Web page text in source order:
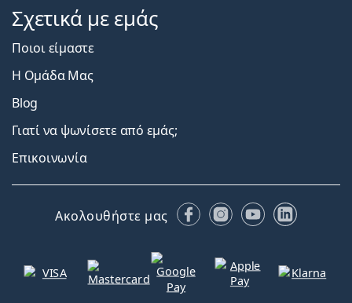
Σχετικά με εμάς
Ποιοι είμαστε
Η Ομάδα Μας
Blog
Γιατί να ψωνίσετε από εμάς;
Επικοινωνία
Ακολουθήστε μας FacebookInstagram
YouTubeLinkedIn